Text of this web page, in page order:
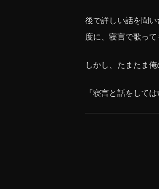
後で詳しい話を聞
度に、寝言で歌っ
しかし、たまたま
『寝言と話をして